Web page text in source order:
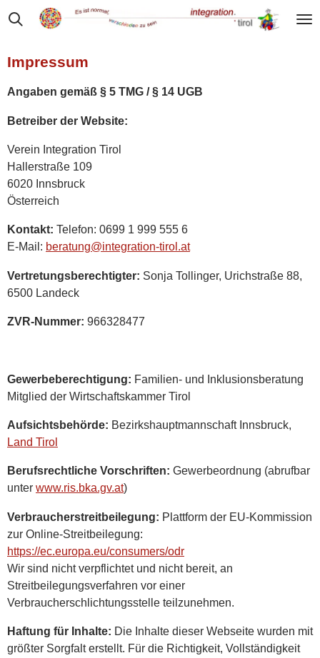
Zum
Hauptinhalt
Impressum
Angaben gemäß § 5 TMG / § 14 UGB
Betreiber der Website:
Verein Integration Tirol
Hallerstraße 109
6020 Innsbruck
Österreich
Kontakt: Telefon: 0699 1 999 555 6
E-Mail: beratung@integration-tirol.at
Vertretungsberechtigter: Sonja Tollinger, Urichstraße 88,
6500 Landeck
ZVR-Nummer: 966328477
Gewerbeberechtigung: Familien- und Inklusionsberatung
Mitglied der Wirtschaftskammer Tirol
Aufsichtsbehörde: Bezirkshauptmannschaft Innsbruck,
Land Tirol
Berufsrechtliche Vorschriften: Gewerbeordnung (abrufbar
unter www.ris.bka.gv.at)
Verbraucherstreitbeilegung: Plattform der EU-Kommission
zur Online-Streitbeilegung:
https://ec.europa.eu/consumers/odr
Wir sind nicht verpflichtet und nicht bereit, an
Streitbeilegungsverfahren vor einer
Verbraucherschlichtungsstelle teilzunehmen.
Haftung für Inhalte: Die Inhalte dieser Webseite wurden mit
größter Sorgfalt erstellt. Für die Richtigkeit, Vollständigkeit